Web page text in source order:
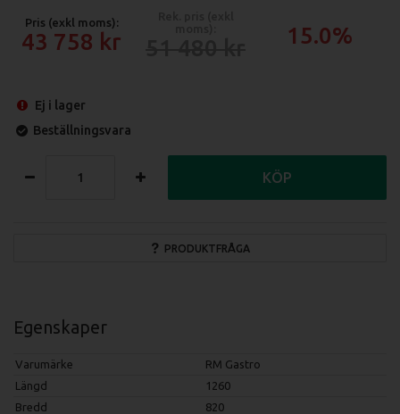
Pris (exkl moms):
43 758 15.0%
Ej i lager
Beställningsvara
PRODUKTFRÅGA
KÖP
Egenskaper
Varumärke
RM Gastro
Längd
1260
Bredd
820